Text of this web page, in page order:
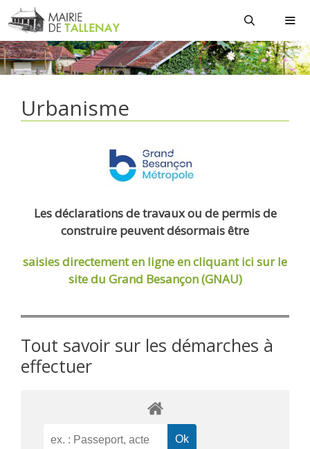
Aller
au
contenu
Urbanisme
Les déclarations de travaux ou de permis de
construire peuvent désormais être
saisies directement en ligneen cliquant ici sur le
site du Grand Besançon (GNAU)
Tout savoir sur les démarches à
effectuer